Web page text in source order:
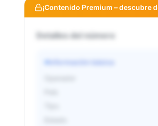
¡Contenido Premium – descubre
Detalles del número
Información básica